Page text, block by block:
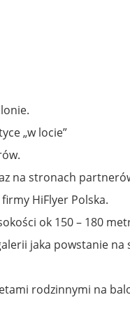
„w locie”
na stronach
HiFlyer Polska.
ok 150 – 180
jaka powstanie na
rodzinnymi na